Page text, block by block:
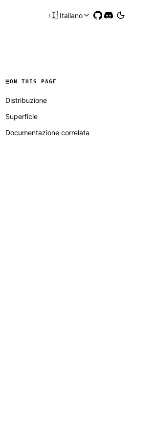
🇮🇹Italiano
ON THIS PAGE
Distribuzione
Superficie
Documentazione correlata